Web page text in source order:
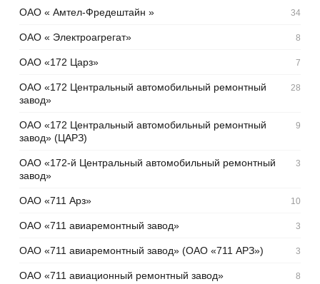
ОАО « Амтел-Фредештайн » 34
ОАО « Электроагрегат» 8
ОАО «172 Царз» 7
ОАО «172 Центральный автомобильный ремонтный
завод»
28
ОАО «172 Центральный автомобильный ремонтный
завод» (ЦАРЗ)
9
ОАО «172-й Центральный автомобильный ремонтный
завод»
3
ОАО «711 Арз» 10
ОАО «711 авиаремонтный завод» 3
ОАО «711 авиаремонтный завод» (ОАО «711 АРЗ») 3
ОАО «711 авиационный ремонтный завод» 8